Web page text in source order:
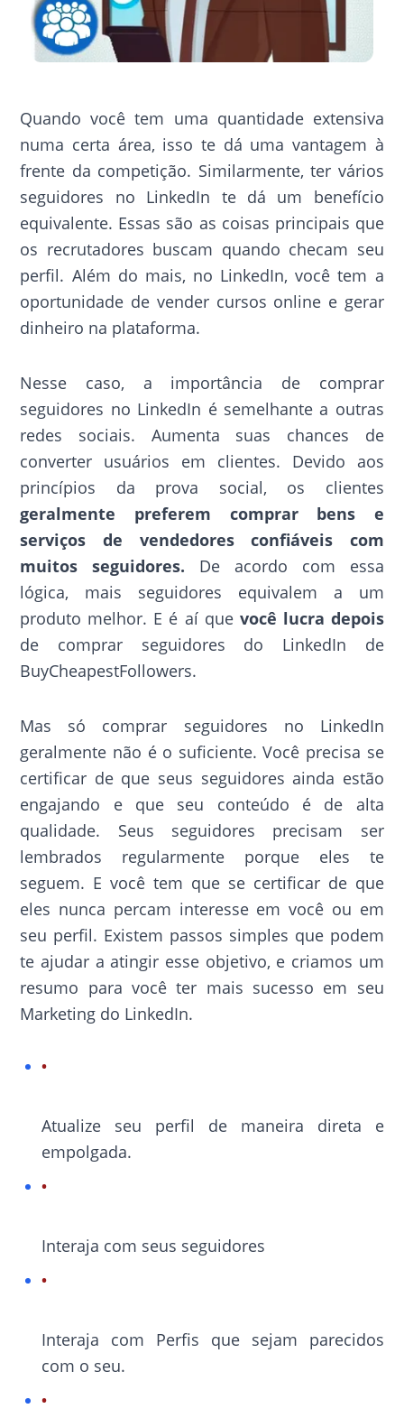
Quando você tem uma quantidade extensiva
numa certa área, isso te dá uma vantagem à
frente da competição. Similarmente, ter vários
seguidores no LinkedIn te dá um benefício
equivalente. Essas são as coisas principais que
os recrutadores buscam quando checam seu
perfil. Além do mais, no LinkedIn, você tem a
oportunidade de vender cursos online e gerar
dinheiro na plataforma.
Nesse caso, a importância de comprar
seguidores no LinkedIn é semelhante a outras
redes sociais. Aumenta suas chances de
converter usuários em clientes. Devido aos
princípios da prova social, os clientes
geralmente preferem comprar bens e
serviços de vendedores confiáveis com
muitos seguidores. De acordo com essa
lógica, mais seguidores equivalem a um
produto melhor. E é aí que você lucra depois
de comprar seguidores do LinkedIn de
BuyCheapestFollowers.
Mas só comprar seguidores no LinkedIn
geralmente não é o suficiente. Você precisa se
certificar de que seus seguidores ainda estão
engajando e que seu conteúdo é de alta
qualidade. Seus seguidores precisam ser
lembrados regularmente porque eles te
seguem. E você tem que se certificar de que
eles nunca percam interesse em você ou em
seu perfil. Existem passos simples que podem
te ajudar a atingir esse objetivo, e criamos um
resumo para você ter mais sucesso em seu
Marketing do LinkedIn.
Atualize seu perfil de maneira direta e
empolgada.
Interaja com seus seguidores
Interaja com Perfis que sejam parecidos
com o seu.